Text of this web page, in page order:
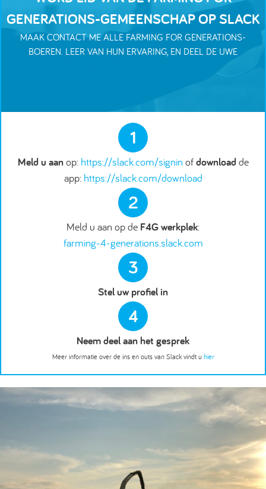
GENERATIONS-GEMEENSCHAP OP SLACK
MAAK CONTACT ME ALLE FARMING FOR GENERATIONS-
BOEREN. LEER VAN HUN ERVARING, EN DEEL DE UWE
1
Meld u aanop: https://slack.com/signin ofdownload de
app: https://slack.com/download
2
Meld u aan op de F4G werkplek:
farming-4-generations.slack.com
3
Stel uw profiel in
4
Neem deel aan het gesprek
Meer informatie over de ins en outs van Slack vindt u hier